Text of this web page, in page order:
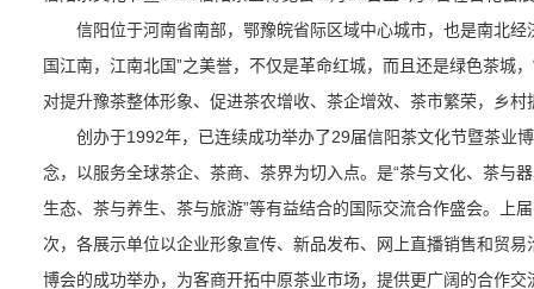
信阳位于河南省南部，鄂豫皖省际区域中心城市，也是南北经
国江南，江南北国”之美誉，不仅是革命红城，而且还是绿色茶城
对提升豫茶整体形象、促进茶农增收、茶企增效、茶市繁荣，乡
创办于1992年，已连续成功举办了29届信阳茶文化节暨茶业博
念，以服务全球茶企、茶商、茶界为切入点。是“茶与文化、茶与
生态、茶与养生、茶与旅游”等有益结合的国际交流合作盛会。上
次，各展示单位以企业形象宣传、新品发布、网上直播销售和贸
博会的成功举办，为客商开拓中原茶业市场，提供更广阔的合作